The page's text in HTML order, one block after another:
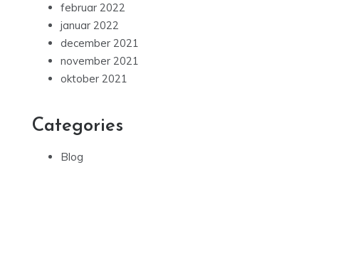
februar 2022
januar 2022
december 2021
november 2021
oktober 2021
Categories
Blog